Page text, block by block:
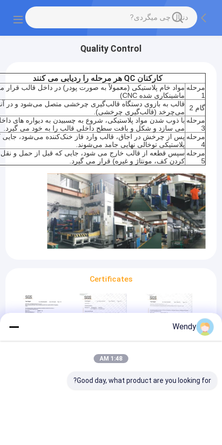
Quality Control
کارکنان QC هر مرحله را ردیابی می کنند
مرحله
1
مواد خام پلاستیکی (معمولاً به صورت پودر) در داخل قالب قرار
ماشینکاری شده CNC)
گام 2
قالب به بازوی دستگاه قالب‌گیری چرخشی متصل می‌شود و در
می‌چرخد (قالب‌گیری چرخشی).
مرحله
3
با ذوب شدن مواد پلاستیکی، شروع به چسبیدن به دیواره های
می سازد و شکل و بافت سطح داخلی قالب را به خود می گیرد.
مرحله
4
پس از چرخش در اجاق، قالب وارد فاز خنک‌کننده می‌شود،
پلاستیکی توخالی نهایی جامد می‌شوند.
مرحله
5
سپس قطعه از قالب خارج می شود، جایی که قبل از حمل و نقل
کردن کف، مونتاژ و غیره) قرار می گیرد.
Certificates
SGS
Wendy
1:48 AM
Good day, what product are you looking for?